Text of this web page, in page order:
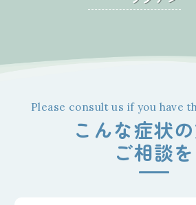
こんな症状
ご相談を